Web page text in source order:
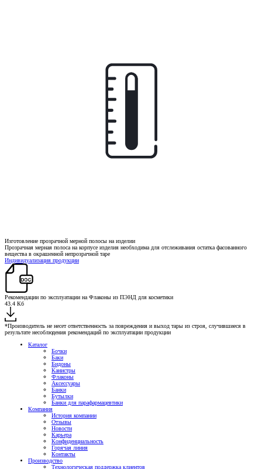
Изготовление прозрачной мерной полосы на изделии
Прозрачная мерная полоса на корпусе изделия необходима для отслеживания остатка фасованного
вещества в окрашенной непрозрачной таре
Индивидуализация продукции
Рекомендации по эксплуатации на Флаконы из ПЭНД для косметики
43.4 Кб
*Производитель не несет ответственность за повреждения и выход тары из строя, случившиеся в
результате несоблюдения рекомендаций по эксплуатации продукции
Каталог
Бочки
Баки
Бидоны
Канистры
Флаконы
Аксессуары
Банки
Бутылки
Банки для парафармацевтики
Компания
История компании
Отзывы
Новости
Карьера
Конфиденциальность
Горячая линия
Контакты
Производство
Технологическая поддержка клиентов